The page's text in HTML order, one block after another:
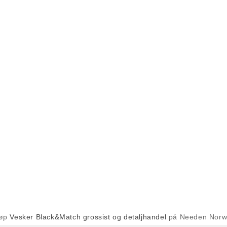
Vesker Black&Match grossist og detaljhandel på Needen